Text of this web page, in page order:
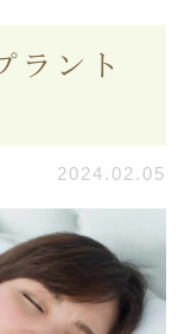
ラント
2024.02.05